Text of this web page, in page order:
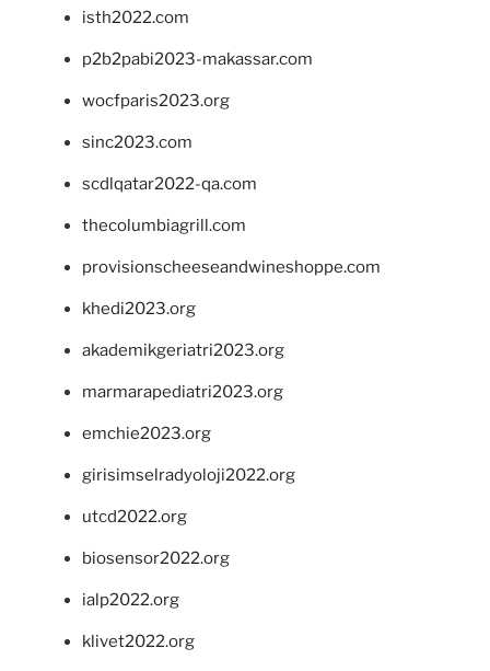
isth2022.com
p2b2pabi2023-makassar.com
wocfparis2023.org
sinc2023.com
scdlqatar2022-qa.com
thecolumbiagrill.com
provisionscheeseandwineshoppe.com
khedi2023.org
akademikgeriatri2023.org
marmarapediatri2023.org
emchie2023.org
girisimselradyoloji2022.org
utcd2022.org
biosensor2022.org
ialp2022.org
klivet2022.org